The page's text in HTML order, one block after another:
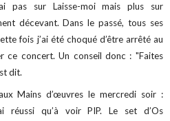
pas sur Laisse-moi mais plus sur
décevant. Dans le passé, tous ses
fois j’ai été choqué d’être arrêté au
ce concert. Un conseil donc : "Faites
dit.
Mains d’œuvres le mercredi soir :
réussi qu’à voir PIP. Le set d’Os